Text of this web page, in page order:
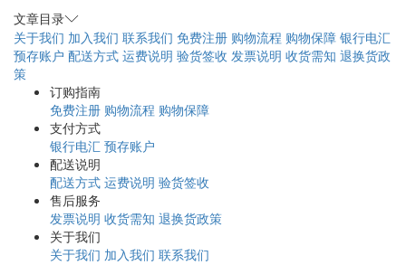
文章目录
关于我们 加入我们 联系我们 免费注册 购物流程 购物保障 银行电汇
预存账户 配送方式 运费说明 验货签收 发票说明 收货需知 退换货政
策
订购指南
免费注册 购物流程 购物保障
支付方式
银行电汇 预存账户
配送说明
配送方式 运费说明 验货签收
售后服务
发票说明 收货需知 退换货政策
关于我们
关于我们 加入我们 联系我们